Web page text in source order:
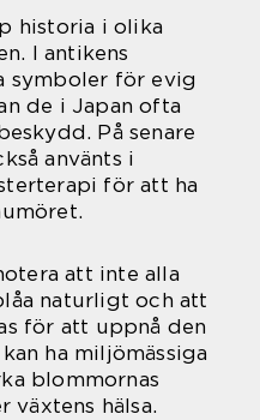
historia i olika
I antikens
symboler för evig
de i Japan ofta
På senare
använts i
för att ha
att inte alla
naturligt och att
för att uppnå den
ha miljömässiga
blommornas
växtens hälsa.